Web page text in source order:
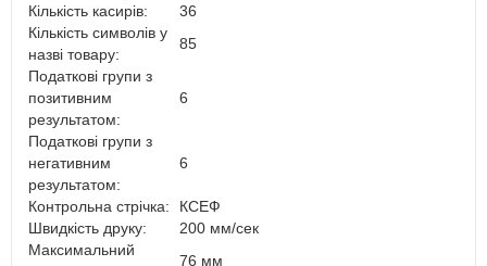
Кількість касирів:
36
Кількість символів у
назві товару:
85
Податкові групи з
позитивним
результатом:
6
Податкові групи з
негативним
результатом:
6
Контрольна стрічка:
КСЕФ
Швидкість друку:
200 мм/сек
Максимальний
76 мм